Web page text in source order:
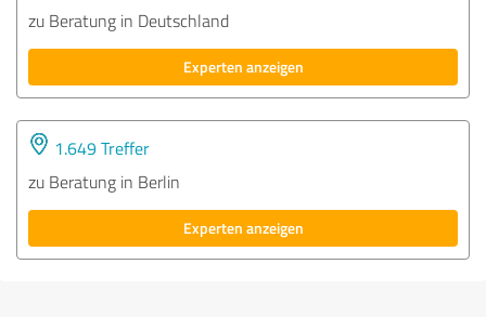
zu Beratung in Deutschland
Experten anzeigen
1.649 Treffer
zu Beratung in Berlin
Experten anzeigen